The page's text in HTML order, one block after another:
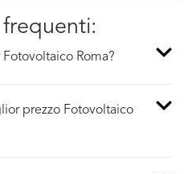
Roma?
prezzo Fotovoltaico